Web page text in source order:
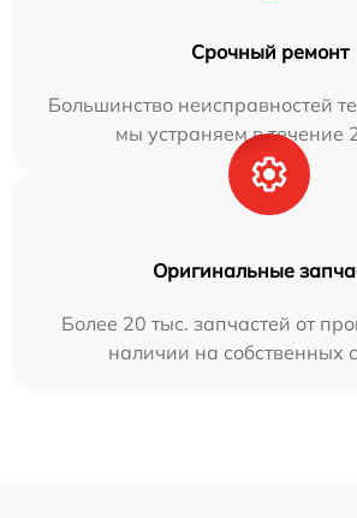
Срочный ремонт
Большинство неисправностей
мы устраняем в течение
Оригинальные
Более 20 тыс. запчастей от
наличии на собственных